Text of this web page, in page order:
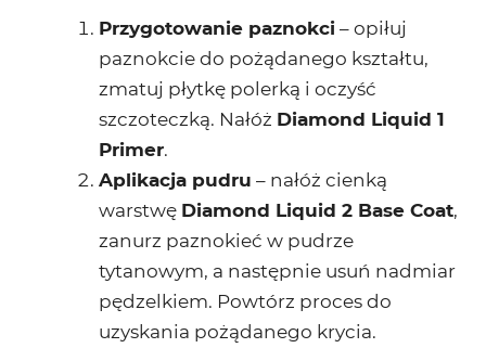
Przygotowanie paznokci – opiłuj
paznokcie do pożądanego kształtu,
zmatuj płytkę polerką i oczyść
szczoteczką. Nałóż Diamond Liquid 1
Primer.
Aplikacja pudru – nałóż cienką
warstwę Diamond Liquid 2 Base Coat,
zanurz paznokieć w pudrze
tytanowym, a następnie usuń nadmiar
pędzelkiem. Powtórz proces do
uzyskania pożądanego krycia.